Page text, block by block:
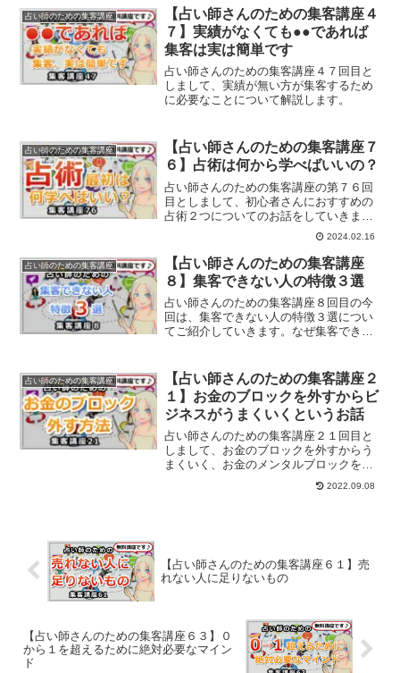
占い師のための集客講座
【占い師さんのための集客講座４
７】実績がなくても●●であれば
集客は実は簡単です
占い師さんのための集客講座４７回目と
しまして、実績が無い方が集客するため
に必要なことについて解説します。
占い師のための集客講座
【占い師さんのための集客講座７
６】占術は何から学べばいいの？
占い師さんのための集客講座の第７６回
目としまして、初心者さんにおすすめの
占術２つについてのお話をしていきま
2024.02.16
占い師のための集客講座
【占い師さんのための集客講座
８】集客できない人の特徴３選
占い師さんのための集客講座８回目の今
回は、集客できない人の特徴３選につい
てご紹介していきます。なぜ集客できな
占い師のための集客講座
【占い師さんのための集客講座２
１】お金のブロックを外すからビ
ジネスがうまくいくというお話
占い師さんのための集客講座２１回目と
しまして、お金のブロックを外すからう
まくいく、お金のメンタルブロックを外
す方法についてご紹介します。 2022.09.08
【占い師さんのための集客講座６１】売
れない人に足りないもの
【占い師さんのための集客講座６３】０
から１を超えるために絶対必要なマイン
ド